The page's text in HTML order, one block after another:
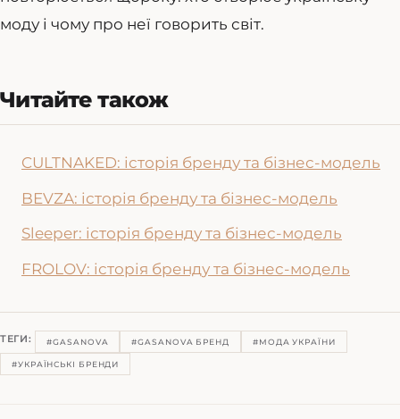
моду і чому про неї говорить світ.
Читайте також
CULTNAKED: історія бренду та бізнес-модель
BEVZA: історія бренду та бізнес-модель
Sleeper: історія бренду та бізнес-модель
FROLOV: історія бренду та бізнес-модель
ТЕГИ: #GASANOVA #GASANOVA БРЕНД #МОДА УКРАЇНИ
#УКРАЇНСЬКІ БРЕНДИ